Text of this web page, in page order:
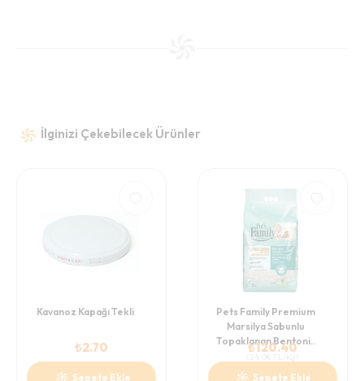
İlginizi Çekebilecek Ürünler
Kavanoz Kapağı Tekli
₺2.70
Sepete Ekle
Pets Family Premium
Marsilya Sabunlu
Topaklanan Bentoni..
₺120.40
Sepete Ekle